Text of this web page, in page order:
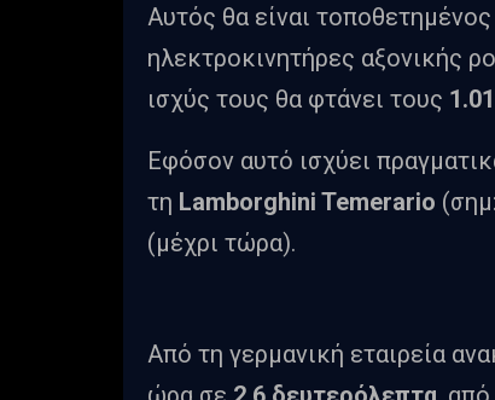
Αυτός θα είναι
ηλεκτροκινητήρες αξονικής
ισχύς τους θα φτάνει τους
Εφόσον αυτό ισχύει
τη Lamborghini Temerario
(μέχρι τώρα).
Από τη γερμανική εταιρεία